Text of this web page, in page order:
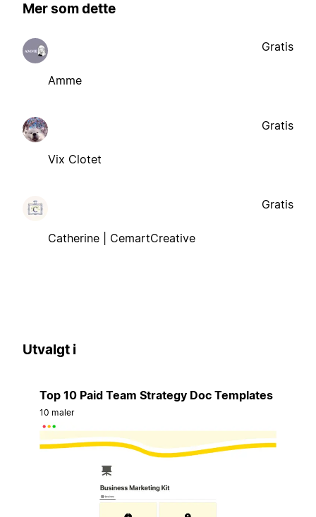
Mer som dette
Amme
Gratis
Vix Clotet
Gratis
Catherine | CemartCreative
Gratis
Utvalgt i
Top 10 Paid Team Strategy Doc Templates
10 maler